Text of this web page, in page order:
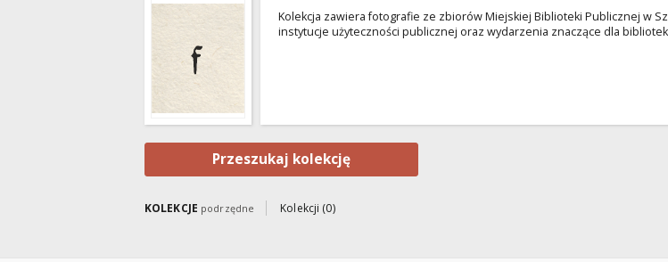
Kolekcja zawiera fotografie ze zbiorów Miejskiej Biblioteki Publicznej w
instytucje użyteczności publicznej oraz wydarzenia znaczące dla
Przeszukaj kolekcję
KOLEKCJE podrzędne Kolekcji (0)